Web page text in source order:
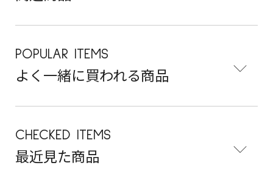
POPULAR ITEMS
よく一緒に買われる商品
CHECKED ITEMS
最近見た商品